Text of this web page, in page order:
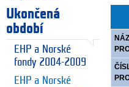
Ukončená
období
EHP a Norské
fondy 2004-2009
EHP a Norské